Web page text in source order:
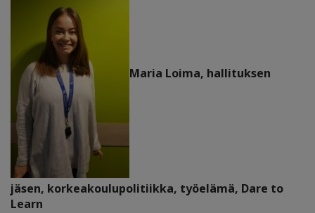
Maria Loima, hallituksen
jäsen, korkeakoulupolitiikka, työelämä, Dare to
Learn